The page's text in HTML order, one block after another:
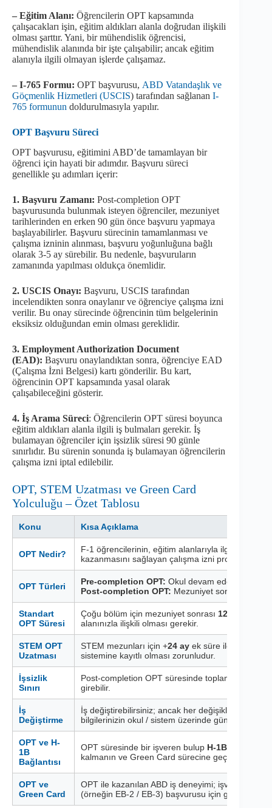
– Eğitim Alanı: Öğrencilerin OPT kapsamında
çalışacakları işin, eğitim aldıkları alanla doğrudan ilişkili
olması şarttır. Yani, bir mühendislik öğrencisi,
mühendislik alanında bir işte çalışabilir; ancak eğitim
alanıyla ilgili olmayan işlerde çalışamaz.
– I-765 Formu: OPT başvurusu, ABD Vatandaşlık ve
Göçmenlik Hizmetleri (USCIS) tarafından sağlanan I-
765 formunun doldurulmasıyla yapılır.
OPT Başvuru Süreci
OPT başvurusu, eğitimini ABD’de tamamlayan bir
öğrenci için hayati bir adımdır. Başvuru süreci
genellikle şu adımları içerir:
1. Başvuru Zamanı: Post-completion OPT
başvurusunda bulunmak isteyen öğrenciler, mezuniyet
tarihlerinden en erken 90 gün önce başvuru yapmaya
başlayabilirler. Başvuru sürecinin tamamlanması ve
çalışma izninin alınması, başvuru yoğunluğuna bağlı
olarak 3-5 ay sürebilir. Bu nedenle, başvuruların
zamanında yapılması oldukça önemlidir.
2. USCIS Onayı: Başvuru, USCIS tarafından
incelendikten sonra onaylanır ve öğrenciye çalışma izni
verilir. Bu onay sürecinde öğrencinin tüm belgelerinin
eksiksiz olduğundan emin olması gereklidir.
3. Employment Authorization Document
(EAD): Başvuru onaylandıktan sonra, öğrenciye EAD
(Çalışma İzni Belgesi) kartı gönderilir. Bu kart,
öğrencinin OPT kapsamında yasal olarak
çalışabileceğini gösterir.
4. İş Arama Süreci: Öğrencilerin OPT süresi boyunca
eğitim aldıkları alanla ilgili iş bulmaları gerekir. İş
bulamayan öğrenciler için işsizlik süresi 90 günle
sınırlıdır. Bu sürenin sonunda iş bulamayan öğrencilerin
çalışma izni iptal edilebilir.
OPT, STEM Uzatması ve Green Card
Yolculuğu – Özet Tablosu
Konu Kısa Açıklama
OPT Nedir?
F-1 öğrencilerinin, eğitim alanlarıyla ilgili işlerde
kazanmasını sağlayan çalışma izni programıdır.
OPT Türleri Pre-completion OPT: Okul devam ederken yarı
Post-completion OPT: Mezuniyet sonrası tam
Standart
OPT Süresi
Çoğu bölüm için mezuniyet sonrası 12 ay
alanınızla ilişkili olması gerekir.
STEM OPT
Uzatması
STEM mezunları için +24 ay ek süre ile toplamda
sistemine kayıtlı olması zorunludur.
İşsizlik
Sınırı
Post-completion OPT süresinde toplam
girebilir.
İş
Değiştirme
İş değiştirebilirsiniz; ancak her değişiklikte yeni
bilgilerinizin okul / sistem üzerinde güncellenmesi
OPT ve H-
1B
Bağlantısı
OPT süresinde bir işveren bulup H-1B sponsoru
kalmanın ve Green Card sürecine geçmenin en
OPT ve
Green Card
OPT ile kazanılan ABD iş deneyimi; işveren
(örneğin EB-2 / EB-3) başvurusu için güçlü bir